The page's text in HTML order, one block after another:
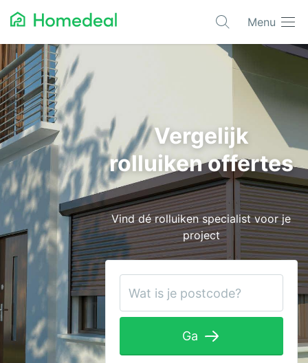
Menu
Populaire projecten
Asbest verwijderen
Dakbedekking
Dakkapel
Glas
Isolatie
Kozijnen
Laadpalen
Schilderwerk
Tuinaanleg
Ventilatie
Vergelijk
rolluiken offertes
Vind dé rolluiken specialist voor je
project
Ga